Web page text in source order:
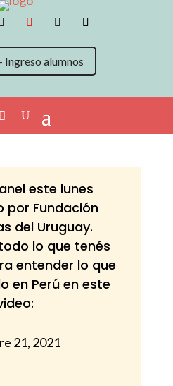
Ingreso alumnos
este lunes
por Fundación
del Uruguay.
lo que tenés
entender lo que
en Perú en este
21, 2021